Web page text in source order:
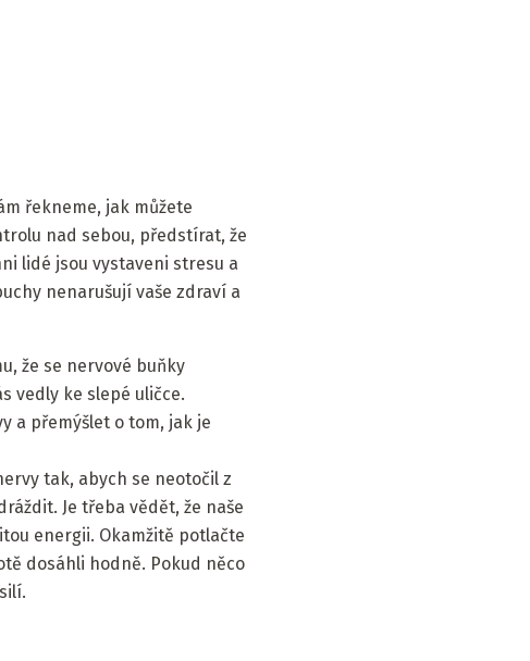
řekneme, jak můžete
nad sebou, předstírat, že
lidé jsou vystaveni stresu a
nenarušují vaše zdraví a
že se nervové buňky
vedly ke slepé uličce.
a přemýšlet o tom, jak je
tak, abych se neotočil z
Je třeba vědět, že naše
energii. Okamžitě potlačte
dosáhli hodně. Pokud něco